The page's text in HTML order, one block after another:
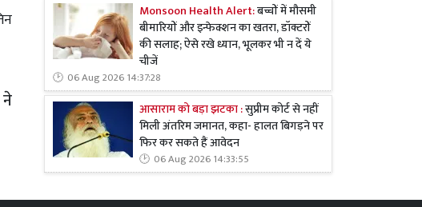
Monsoon Health Alert:बच्चों में मौसमी
बीमारियों और इन्फेक्शन का खतरा, डॉक्टरों
की सलाह; ऐसे रखे ध्यान, भूलकर भी न दें ये
चीजें
06 Aug 2026 14:37:28
आसाराम को बड़ा झटका :सुप्रीम कोर्ट से नहीं
मिली अंतरिम जमानत, कहा- हालत बिगड़ने पर
फिर कर सकते हैं आवेदन
06 Aug 2026 14:33:55